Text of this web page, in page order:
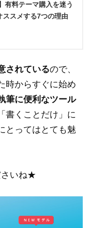
有料テーマ購入を迷う
ススメする7つの理由
されているので、
時からすぐに始め
筆に便利なツール
書くことだけ」に
とってはとても魅
さいね★